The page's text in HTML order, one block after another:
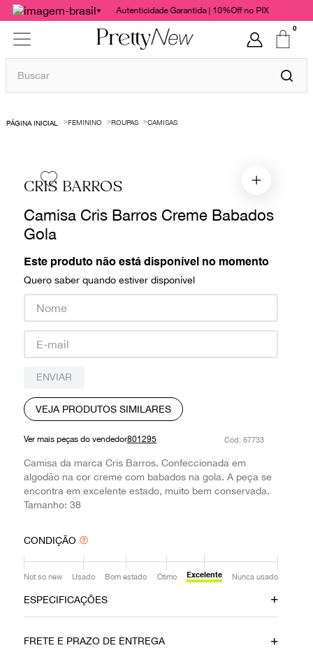
Autenticidade Garantida | 10%Off no PIX
0
Buscar
FEMININO ROUPAS CAMISAS
CRIS BARROS
Camisa Cris Barros Creme Babados
Gola
Este produto não está disponível no momento
Quero saber quando estiver disponível
ENVIAR
VEJA PRODUTOS SIMILARES
Ver mais peças do vendedor801295 : 67733
Camisa da marca Cris Barros. Confeccionada em
algodão na cor creme com babados na gola. A peça se
encontra em excelente estado, muito bem conservada.
Tamanho: 38
CONDIÇÃO
Not so new Usado Bom estado Ótimo Excelente Nunca usado
ESPECIFICAÇÕES
02052022 Algodão
FRETE E PRAZO DE ENTREGA
1º
bolsas
chanel
vestido
paula raia
burberry
prada
louis vuitton